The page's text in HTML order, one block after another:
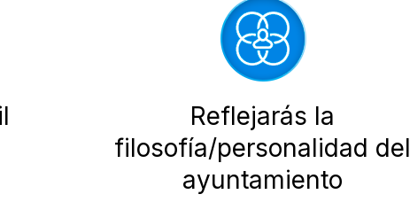
Reflejarás la
filosofía/personalidad del
ayuntamiento